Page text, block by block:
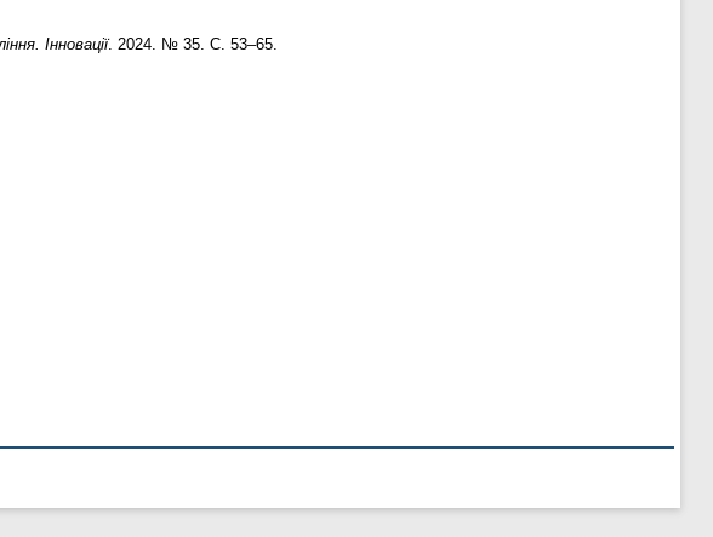
Інновації. 2024. № 35. С. 53–65.